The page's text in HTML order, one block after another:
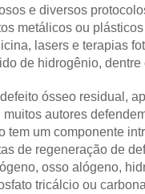
e diversos
metálicos ou
lasers e terapias
de hidrogênio, dentre
ósseo residual,
autores
tem um componente
de regeneração de
osso alógeno,
tricálcio ou